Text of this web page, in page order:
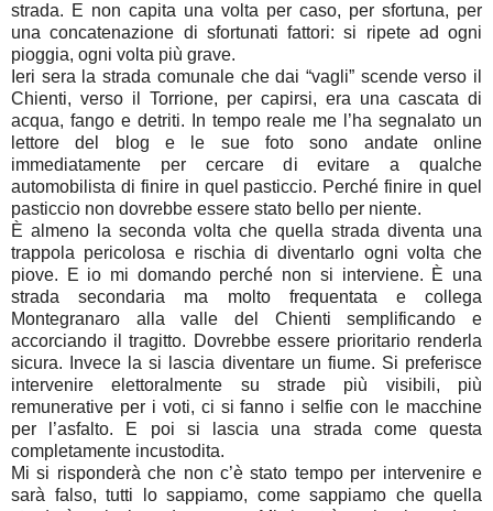
strada. E non capita una volta per caso, per sfortuna, per
una concatenazione di sfortunati fattori: si ripete ad ogni
pioggia, ogni volta più grave.
Ieri sera la strada comunale che dai “vagli” scende verso il
Chienti, verso il Torrione, per capirsi, era una cascata di
acqua, fango e detriti. In tempo reale me l’ha segnalato un
lettore del blog e le sue foto sono andate online
immediatamente per cercare di evitare a qualche
automobilista di finire in quel pasticcio. Perché finire in quel
pasticcio non dovrebbe essere stato bello per niente.
È almeno la seconda volta che quella strada diventa una
trappola pericolosa e rischia di diventarlo ogni volta che
piove. E io mi domando perché non si interviene. È una
strada secondaria ma molto frequentata e collega
Montegranaro alla valle del Chienti semplificando e
accorciando il tragitto. Dovrebbe essere prioritario renderla
sicura. Invece la si lascia diventare un fiume. Si preferisce
intervenire elettoralmente su strade più visibili, più
remunerative per i voti, ci si fanno i selfie con le macchine
per l’asfalto. E poi si lascia una strada come questa
completamente incustodita.
Mi si risponderà che non c’è stato tempo per intervenire e
sarà falso, tutti lo sappiamo, come sappiamo che quella